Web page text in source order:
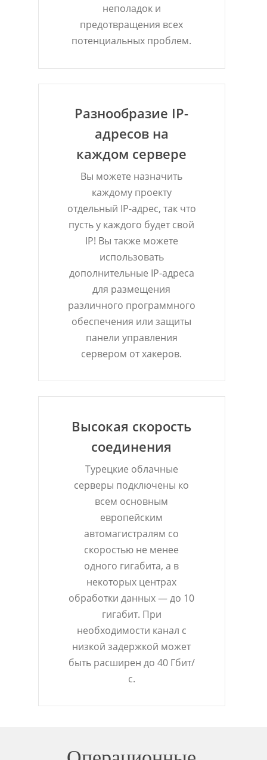
неполадок и
предотвращения всех
потенциальных проблем.
Разнообразие IP-
адресов на
каждом сервере
Вы можете назначить
каждому проекту
отдельный IP-адрес, так что
пусть у каждого будет свой
IP! Вы также можете
использовать
дополнительные IP-адреса
для размещения
различного программного
обеспечения или защиты
панели управления
сервером от хакеров.
Высокая скорость
соединения
Турецкие облачные
серверы подключены ко
всем основным
европейским
автомагистралям со
скоростью не менее
одного гигабита, а в
некоторых центрах
обработки данных — до 10
гигабит. При
необходимости канал с
низкой задержкой может
быть расширен до 40 Гбит/
с.